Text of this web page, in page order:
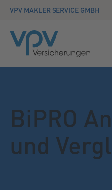
Zum Seiteninhalt springen
VPV MAKLER SERVICE GMBH
BiPRO
und